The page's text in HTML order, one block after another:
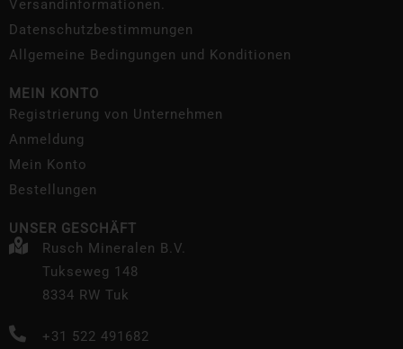
Versandinformationen.
Datenschutzbestimmungen
Allgemeine Bedingungen und Konditionen
MEIN KONTO
Registrierung von Unternehmen
Anmeldung
Mein Konto
Bestellungen
UNSER GESCHÄFT
Rusch Mineralen B.V.
Tukseweg 148
8334 RW Tuk
+31 522 491682